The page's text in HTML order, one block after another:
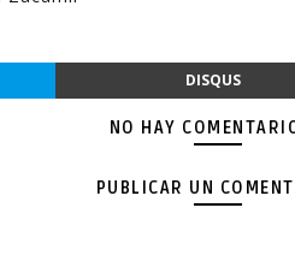
DISQUS
NO HAY
PUBLICAR UN